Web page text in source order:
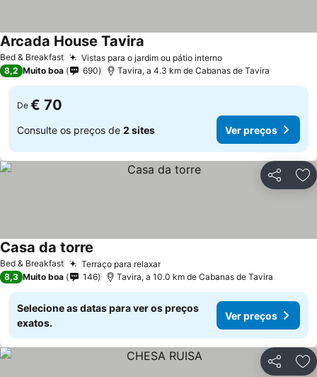
Bed & Breakfast Vistas para o jardim ou pátio internoVer preços
Arcada House Tavira
8,2 Muito boa 690 Tavira, a 4.3 km de Cabanas de Tavira
De € 70
Consulte os preços de 2 sites Ver preços
Partilhar
Bed & Breakfast Terraço para relaxarVer preços
Casa da torre
8,3 Muito boa 146 Tavira, a 10.0 km de Cabanas de Tavira
Selecione as datas para ver os preços
exatos.
Ver preços
Partilhar